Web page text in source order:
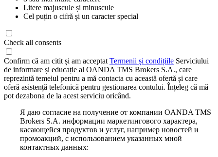
Litere majuscule și minuscule
Cel puțin o cifră și un caracter special
Check all consents
Confirm că am citit și am acceptat Termenii și condițiile Serviciului
de informare și educație al OANDA TMS Brokers S.A., care
reprezintă temeiul pentru a mă contacta cu această ofertă și care
oferă asistență telefonică pentru gestionarea contului. Înțeleg că mă
pot dezabona de la acest serviciu oricând.
Я даю согласие на получение от компании OANDA TMS
Brokers S.A. информации маркетингового характера,
касающейся продуктов и услуг, например новостей и
промоакций, с использованием указанных мной
контактных данных: